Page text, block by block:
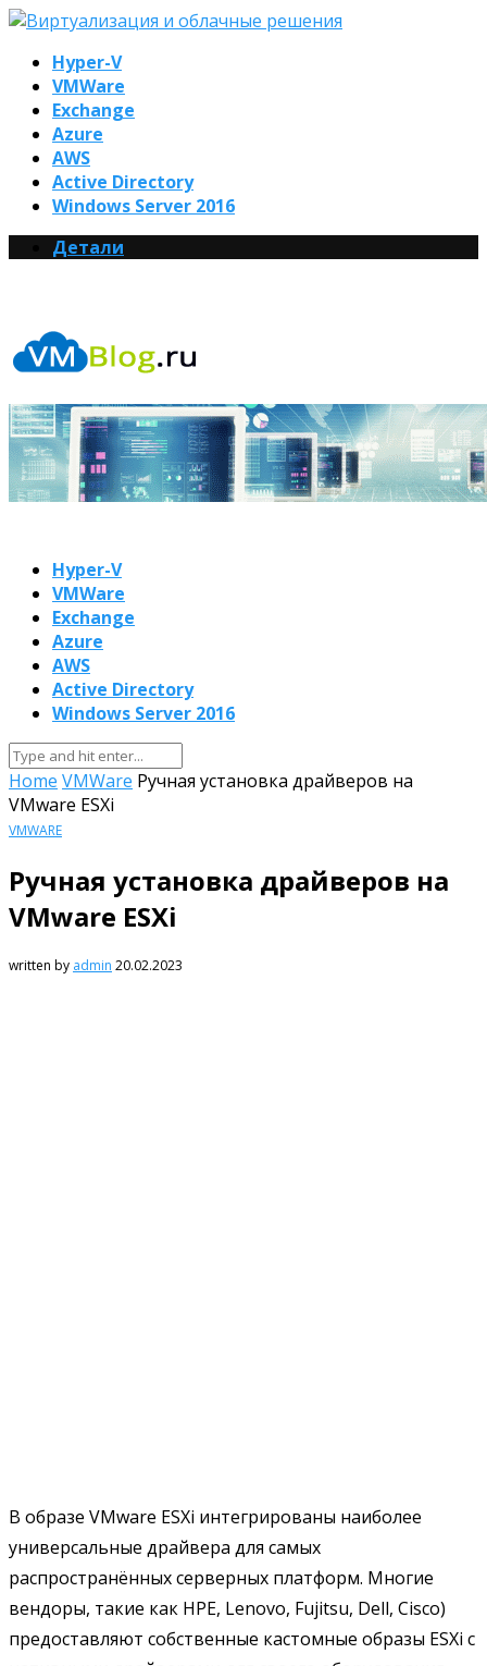
Hyper-V
VMWare
Exchange
Azure
AWS
Active Directory
Windows Server 2016
Детали
Hyper-V
VMWare
Exchange
Azure
AWS
Active Directory
Windows Server 2016
Home VMWare Ручная установка драйверов на
VMware ESXi
VMWARE
Ручная установка драйверов на
VMware ESXi
written by admin 20.02.2023
В образе VMware ESXi интегрированы наиболее
универсальные драйвера для самых
распространённых серверных платформ. Многие
вендоры, такие как HPE, Lenovo, Fujitsu, Dell, Cisco)
предоставляют собственные кастомные образы ESXi с